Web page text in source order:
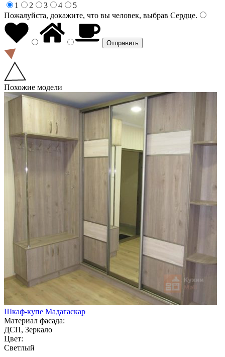
1
2 3 4
5
Пожалуйста, докажите, что вы человек, выбрав Сердце.
Похожие модели
Шкаф-купе Мадагаскар
Материал фасада:
ДСП, Зеркало
Цвет:
Светлый